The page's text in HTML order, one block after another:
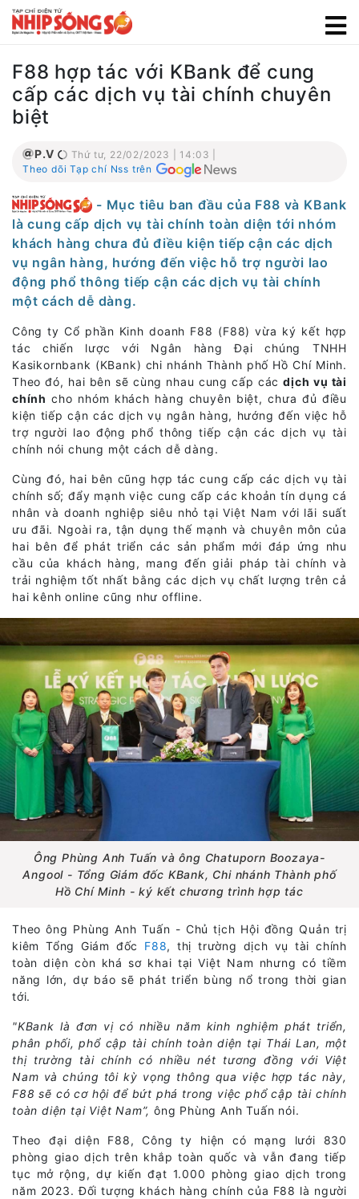
F88 hợp tác với KBank để cung
cấp các dịch vụ tài chính chuyên
biệt
P.V
Thứ tư, 22/02/2023 | 14:03 |
Theo dõi Tạp chí Nss trên
- Mục tiêu ban đầu của F88 và KBank
là cung cấp dịch vụ tài chính toàn diện tới nhóm
khách hàng chưa đủ điều kiện tiếp cận các dịch
vụ ngân hàng, hướng đến việc hỗ trợ người lao
động phổ thông tiếp cận các dịch vụ tài chính
một cách dễ dàng.
Công ty Cổ phần Kinh doanh F88 (F88) vừa ký kết hợp
tác chiến lược với Ngân hàng Đại chúng TNHH
Kasikornbank (KBank) chi nhánh Thành phố Hồ Chí Minh.
Theo đó, hai bên sẽ cùng nhau cung cấp cácdịch vụ tài
chính cho nhóm khách hàng chuyên biệt, chưa đủ điều
kiện tiếp cận các dịch vụ ngân hàng, hướng đến việc hỗ
trợ người lao động phổ thông tiếp cận các dịch vụ tài
chính nói chung một cách dễ dàng.
Cùng đó, hai bên cũng hợp tác cung cấp các dịch vụ tài
chính số; đẩy mạnh việc cung cấp các khoản tín dụng cá
nhân và doanh nghiệp siêu nhỏ tại Việt Nam với lãi suất
ưu đãi. Ngoài ra, tận dụng thế mạnh và chuyên môn của
hai bên để phát triển các sản phẩm mới đáp ứng nhu
cầu của khách hàng, mang đến giải pháp tài chính và
trải nghiệm tốt nhất bằng các dịch vụ chất lượng trên cả
hai kênh online cũng như offline.
Ông Phùng Anh Tuấn và ông Chatuporn Boozaya-
Angool - Tổng Giám đốc KBank, Chi nhánh Thành phố
Hồ Chí Minh - ký kết chương trình hợp tác
Theo ông Phùng Anh Tuấn - Chủ tịch Hội đồng Quản trị
kiêm Tổng Giám đốc F88, thị trường dịch vụ tài chính
toàn diện còn khá sơ khai tại Việt Nam nhưng có tiềm
năng lớn, dự báo sẽ phát triển bùng nổ trong thời gian
tới.
"KBank là đơn vị có nhiều năm kinh nghiệm phát triển,
phân phối, phổ cập tài chính toàn diện tại Thái Lan, một
thị trường tài chính có nhiều nét tương đồng với Việt
Nam và chúng tôi kỳ vọng thông qua việc hợp tác này,
F88 sẽ có cơ hội để bứt phá trong việc phổ cập tài chính
toàn diện tại Việt Nam”, ông Phùng Anh Tuấn nói.
Theo đại diện F88, Công ty hiện có mạng lưới 830
phòng giao dịch trên khắp toàn quốc và vẫn đang tiếp
tục mở rộng, dự kiến đạt 1.000 phòng giao dịch trong
năm 2023. Đối tượng khách hàng chính của F88 là người